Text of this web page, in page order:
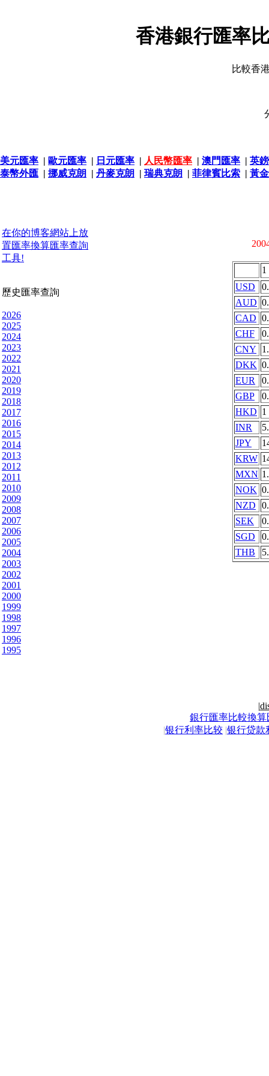
香港銀行匯率
比較香
美元匯率 | 歐元匯率 | 日元匯率 | 人民幣匯率 | 澳門匯率 | 英
泰幣外匯 | 挪威克朗 | 丹麥克朗 | 瑞典克朗 | 菲律賓比索 | 黃
在你的博客網站上放
置匯率換算匯率查詢
工具!
歷史匯率查詢
2026
2025
2024
2023
2022
2021
2020
2019
2018
2017
2016
2015
2014
2013
2012
2011
2010
2009
2008
2007
2006
2005
2004
2003
2002
2001
2000
1999
1998
1997
1996
1995
1
USD
AUD
CAD
CHF
CNY
DKK
EUR
GBP
HKD 1
INR
JPY
KRW
MXN
NOK
NZD
SEK
SGD
THB
|
銀行匯率比較換算
|银行利率比较 |银行贷款